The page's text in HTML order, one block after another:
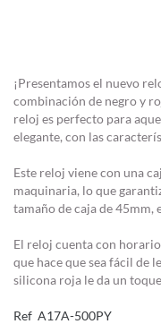
¡Presentamos el nuevo
combinación de negro y
reloj es perfecto para
elegante, con las
Este reloj viene con una
maquinaria, lo que
tamaño de caja de 45mm,
El reloj cuenta con
que hace que sea fácil de
silicona roja le da un
Ref A17A-500PY